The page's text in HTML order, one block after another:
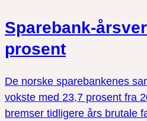
Sparebank-
prosent
De norske sparebankenes
vokste med 23,7 prosent fra
bremser tidligere års brutale